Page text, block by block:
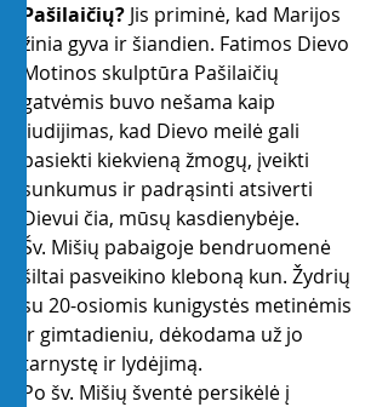
Pašilaičių? Jis priminė, kad Marijos
žinia gyva ir šiandien. Fatimos Dievo
Motinos skulptūra Pašilaičių
gatvėmis buvo nešama kaip
liudijimas, kad Dievo meilė gali
pasiekti kiekvieną žmogų, įveikti
sunkumus ir padrąsinti atsiverti
Dievui čia, mūsų kasdienybėje.
Šv. Mišių pabaigoje bendruomenė
šiltai pasveikino kleboną kun. Žydrių
su 20-osiomis kunigystės metinėmis
ir gimtadieniu, dėkodama už jo
tarnystę ir lydėjimą.
Po šv. Mišių šventė persikėlė į